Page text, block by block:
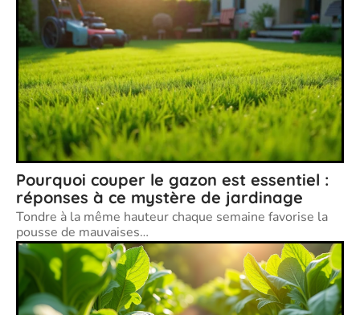
Pourquoi couper le gazon est essentiel :
réponses à ce mystère de jardinage
Tondre à la même hauteur chaque semaine favorise la
pousse de mauvaises…